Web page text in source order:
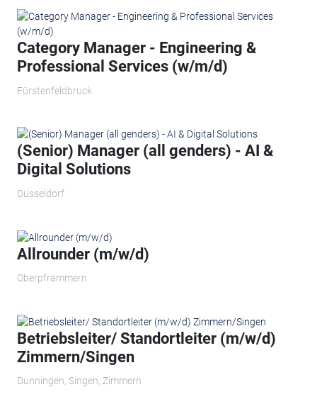
Category Manager - Engineering &
Professional Services (w/m/d)
Fürstenfeldbruck
(Senior) Manager (all genders) - AI &
Digital Solutions
Düsseldorf
Allrounder (m/w/d)
Oberpframmern
Betriebsleiter/ Standortleiter (m/w/d)
Zimmern/Singen
Dunningen, Singen, Zimmern